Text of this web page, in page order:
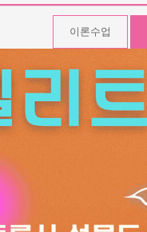
네일아트학과
미용대학입시
뷰티디자인아트웍
뷰
뷰
수
대
이론수업